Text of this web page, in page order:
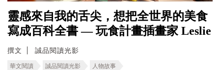
靈感來自我的舌尖，想把全世界的美食
寫成百科全書 — 玩食計畫插畫家 Leslie
撰文 誠品閱讀光影
華文閱讀 誠品閱讀光影 人物故事